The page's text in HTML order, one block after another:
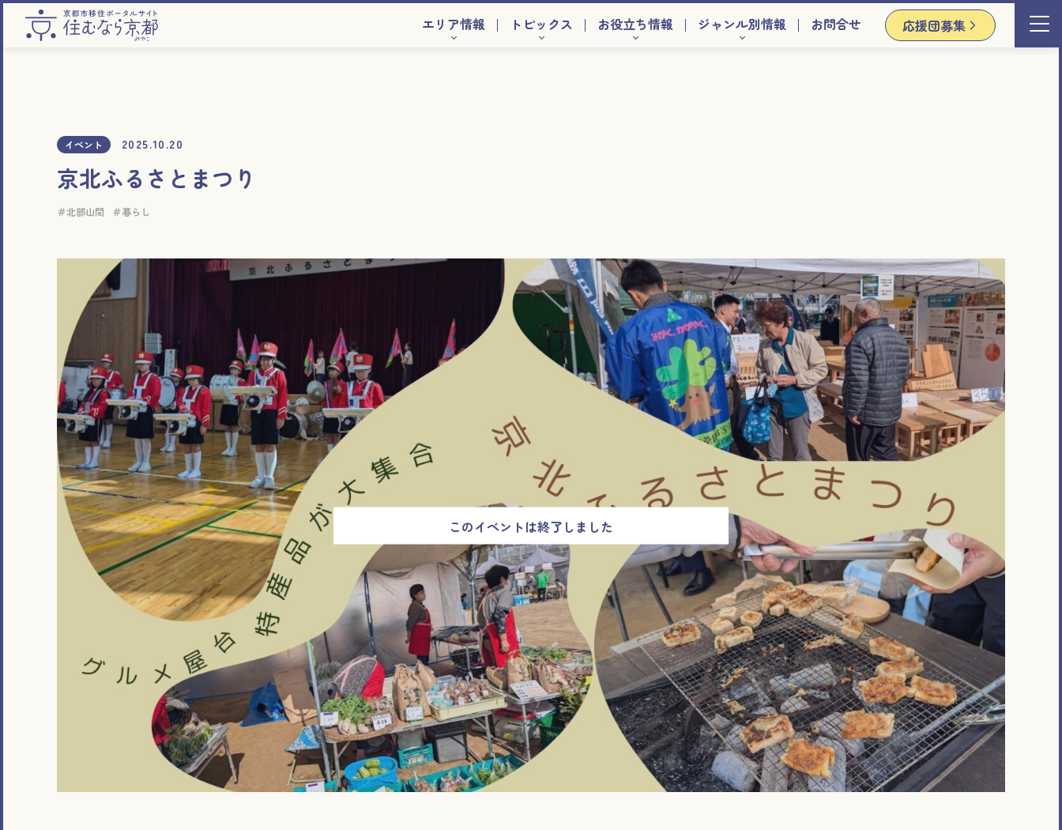
エリア情報 トピックス お役立ち情報 ジャンル別情報 お問合せ 応援団募集
イベント 2025.10.20
京北ふるさとまつり
北部山間 暮らし